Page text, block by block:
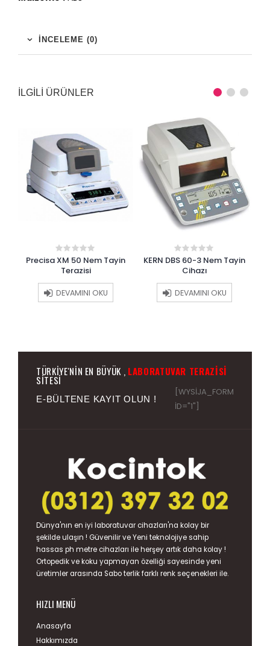
İNCELEME (0)
ILGILI ÜRÜNLER
0
out
of
5
Precisa XM 50 Nem Tayin
Terazisi
DEVAMINI OKU
0
out
5
KERN DBS 60-3 Nem Tayin
Cihazı
DEVAMINI OKU
TÜRKIYE'NIN EN BÜYÜK , LABORATUVAR TERAZISI
SITESI
E-BÜLTENE KAYIT OLUN !
[WYSIJA_FORM
ID="1"]
Dünya'nın en iyi laboratuvar cihazları'na kolay bir
şekilde ulaşın ! Güvenilir ve Yeni teknolojiye sahip
hassas ph metrecihazları ile herşey artık daha kolay !
Ortopedik ve koku yapmayan özelliği sayesinde yeni
üretimler arasında Sabo terlikfarklı renk seçenekleri ile.
HIZLI MENÜ
Anasayfa
Hakkımızda